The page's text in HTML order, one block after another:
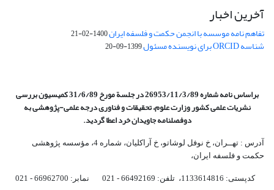
آخرین اخبار
تفاهم نامه موسسه با انجمن حکمت و فلسفه ایران1400-02-21
شناسه ORCID برای نویسنده مسئول 1399-09-20
براساس نامه شماره 26953/11/3/89 در جلسة مورخ 31/6/89 کمیسیون
بررسی
نشریات علمی کشور وزارت علوم، تحقیقات و فناوری درجه علمی‌-پژوهشیبه
دوفصلنامه جاویدان خرد اعطا گردید.
آدرس : تهــران، خ نوفل لوشاتو، خ آراکلیان، شماره 4،‌ مؤسسه پژوهشی
حکمت و فلسفه ایران،‌
کدپستی: 1133614816، تلفن: 66492169 - 021 نمابر: 66962700 - 021